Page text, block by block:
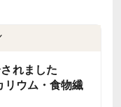
れました
リウム・食物繊